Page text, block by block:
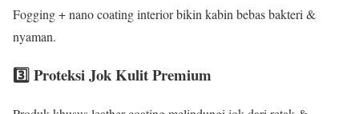
Fogging + nano coating interior bikin kabin bebas bakteri &
nyaman.
3️⃣ Proteksi Jok Kulit Premium